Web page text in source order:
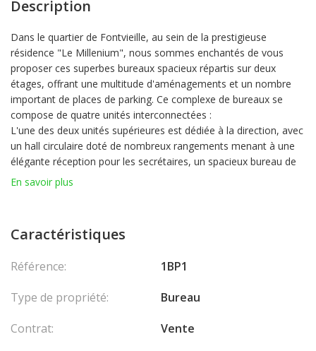
Description
Dans le quartier de Fontvieille, au sein de la prestigieuse
résidence "Le Millenium", nous sommes enchantés de vous
proposer ces superbes bureaux spacieux répartis sur deux
étages, offrant une multitude d'aménagements et un nombre
important de places de parking. Ce complexe de bureaux se
compose de quatre unités interconnectées :
L'une des deux unités supérieures est dédiée à la direction, avec
un hall circulaire doté de nombreux rangements menant à une
élégante réception pour les secrétaires, un spacieux bureau de
direction, une kitchenette privée, une salle de bain et même une
salle de gym. Cette unité communique avec l'étage inférieur,
cuisine, des vestiaires et des toilettes pour hommes et femmes,
de salles de conférence.
par des espaces communs, comprend deux unités distinctes. Le
vestiaires, ainsi que deux grands espaces de bureau ouverts
En savoir plus
Caractéristiques
Référence:
1BP1
Type de propriété:
Bureau
Contrat:
Vente